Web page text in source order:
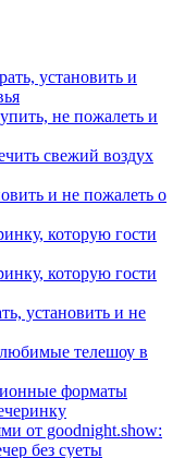
установить и
не пожалеть и
свежий воздух
и не пожалеть о
которую гости
которую гости
установить и не
телешоу в
форматы
от goodnight.show:
без суеты